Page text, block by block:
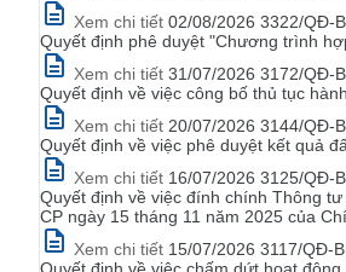
Xem chi tiết 02/08/2026 3322/QĐ-
Quyết định phê duyệt "Chương trình
Xem chi tiết 31/07/2026 3172/QĐ-
Quyết định về việc công bố thủ tục
Xem chi tiết 20/07/2026 3144/QĐ-
Quyết định về việc phê duyệt kết quả
Xem chi tiết 16/07/2026 3125/QĐ-
Quyết định về việc đính chính Thông
CP ngày 15 tháng 11 năm 2025 của
Xem chi tiết 15/07/2026 3117/QĐ-